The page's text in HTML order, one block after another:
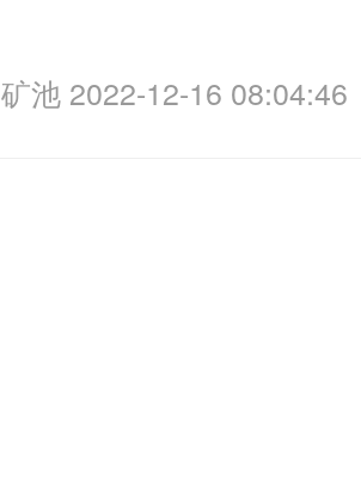
矿池 2022-12-16 08:04:46